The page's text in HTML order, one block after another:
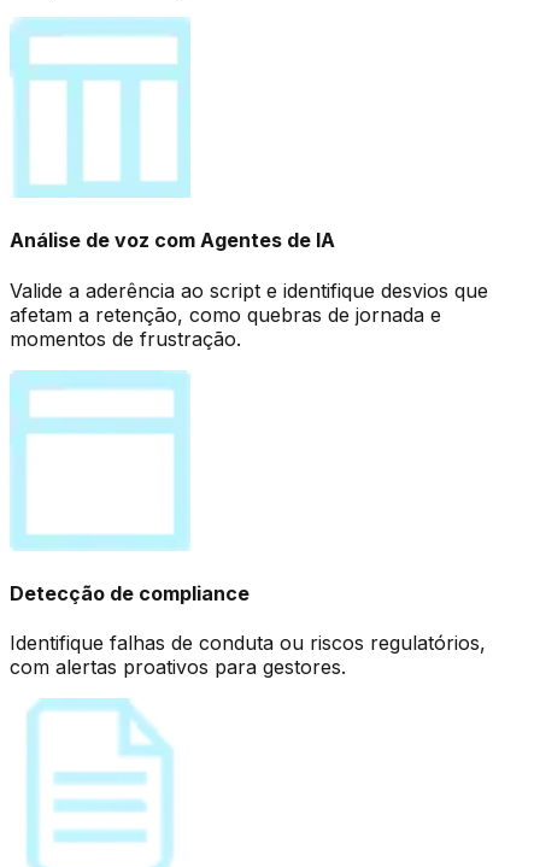
Análise de voz com Agentes de IA
Valide a aderência ao script e identifique desvios que
afetam a retenção, como quebras de jornada e
momentos de frustração.
Detecção de compliance
Identifique falhas de conduta ou riscos regulatórios,
com alertas proativos para gestores.